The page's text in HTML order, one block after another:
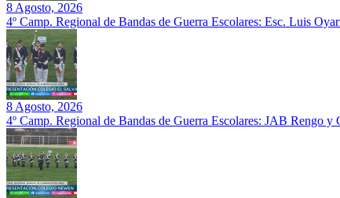
8 Agosto, 2026
4º Camp. Regional de Bandas de Guerra Escolares: Esc. Luis
8 Agosto, 2026
4º Camp. Regional de Bandas de Guerra Escolares: JAB Rengo y